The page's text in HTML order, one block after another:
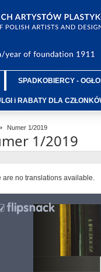
SPADKOBIERCY -
i RABATY DLA
Numer 1/2019
1/2019
are no translations available.